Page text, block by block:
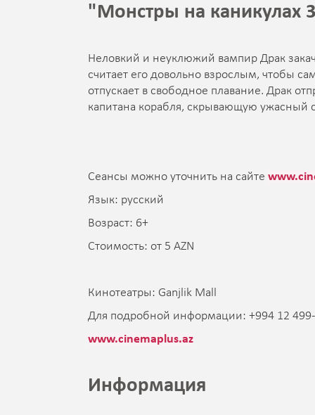
"Монстры на каникулах
Неловкий и неуклюжий вампир Драк
считает его довольно взрослым, чтобы
отпускает в свободное плавание. Драк
капитана корабля, скрывающую ужасный
Сеансы можно уточнить на сайте
Язык: русский
Возраст: 6+
Стоимость: от 5 AZN
Кинотеатры: Ganjlik Mall
Для подробной информации: +994 12
www.cinemaplus.az
Информация